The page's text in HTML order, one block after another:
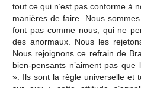
tout ce qui n’est pas conforme à
manières de faire. Nous
font pas comme nous, qui ne
des anormaux. Nous les
Nous rejoignons ce refrain de
bien-pensants n’aiment pas que
». Ils sont la règle universelle et